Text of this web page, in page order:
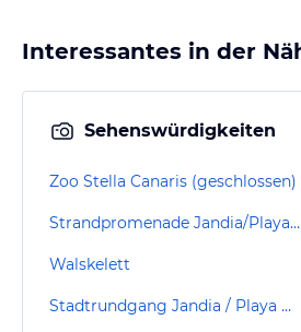
Interessantes in der
Sehenswürdigkeiten
Zoo Stella Canaris (geschlossen)
Strandpromenade Jandia/Playa de Jandia
Walskelett
Stadtrundgang Jandia / Playa de Jandia